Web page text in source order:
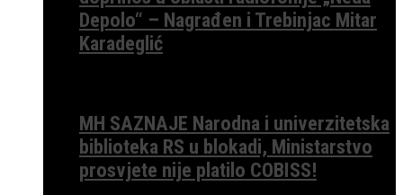
Depolo“ – Nagrađen i Trebinjac Mitar
Karadeglić
MH SAZNAJE Narodna i univerzitetska
biblioteka RS u blokadi, Ministarstvo
prosvjete nije platilo COBISS!